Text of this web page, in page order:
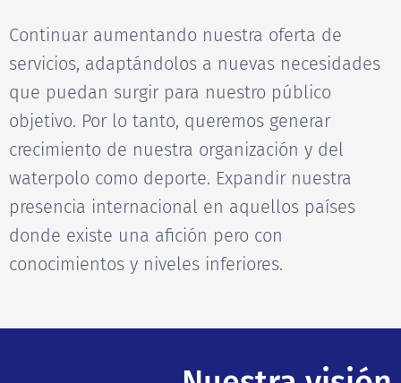
Continuar aumentando nuestra oferta de
servicios, adaptándolos a nuevas necesidades
que puedan surgir para nuestro público
objetivo. Por lo tanto, queremos generar
crecimiento de nuestra organización y del
waterpolo como deporte. Expandir nuestra
presencia internacional en aquellos países
donde existe una afición pero con
conocimientos y niveles inferiores.